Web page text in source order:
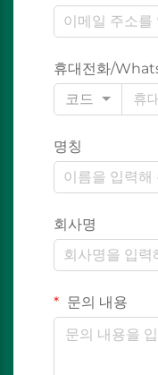
휴대전화/
코드
명칭
회사명
문의 내용